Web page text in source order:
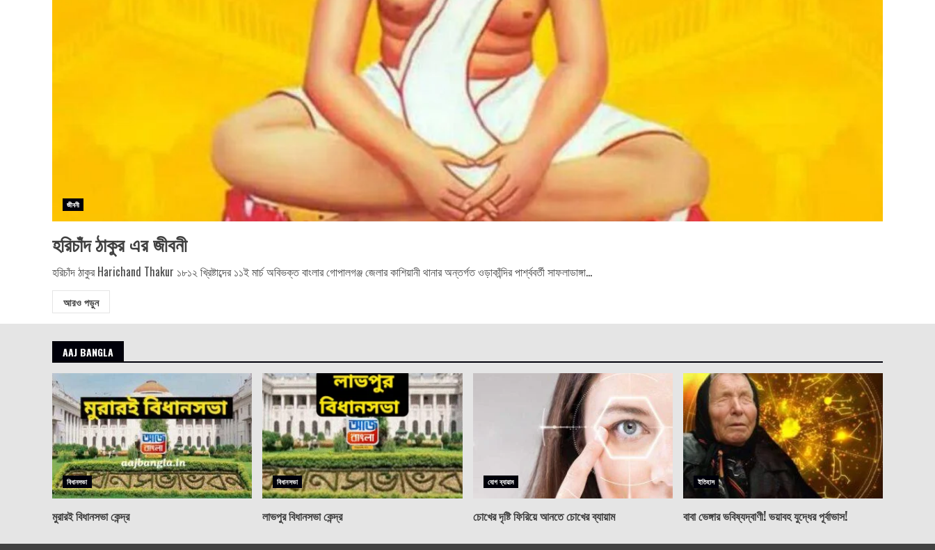
জীবনী
হরিচাঁদ ঠাকুর এর জীবনী
হরিচাঁদ ঠাকুর Harichand Thakur ১৮১২ খ্রিষ্টাব্দের ১১ই মার্চ অবিভক্ত বাংলার গোপালগঞ্জ জেলার কাশিয়ানী থানার অন্তর্গত ওড়াকাঁন্দির পার্শ্ববর্তী সাফলাডাঙ্গা...
আরও পড়ুন
AAJ BANGLA
বিধানসভা
মুরারই বিধানসভা কেন্দ্র
বিধানসভা
লাভপুর বিধানসভা কেন্দ্র
যোগ ব্যায়াম
চোখের দৃষ্টি ফিরিয়ে আনতে চোখের ব্যায়াম
ইতিহাস
বাবা ভেঙ্গার ভবিষ্যদ্বাণী! ভয়াবহ যুদ্ধের পূর্বাভাস!